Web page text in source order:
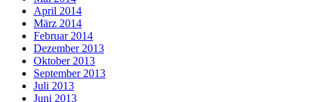
April 2014
März 2014
Februar 2014
Dezember 2013
Oktober 2013
September 2013
Juli 2013
Juni 2013